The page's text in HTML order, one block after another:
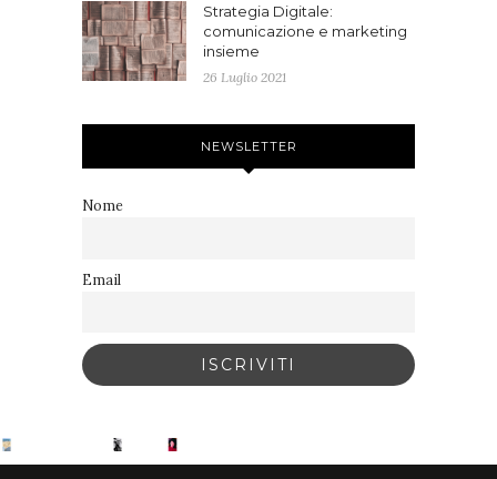
Strategia Digitale:
comunicazione e marketing
insieme
26 Luglio 2021
NEWSLETTER
Nome
Email